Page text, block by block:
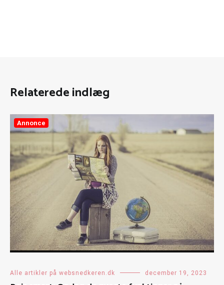
Relaterede indlæg
Annonce
Alle artikler på websnedkeren.dk december 19, 2023